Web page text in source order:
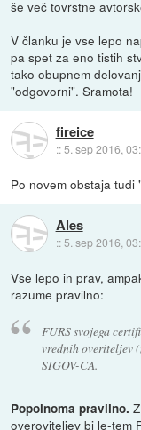
še več tovrstne
V članku je vse lepo
pa spet za eno tistih
tako obupnem
"odgovorni". Sramota!
fireice
::5. sep 2016,
Po novem obstaja
Ales
:: 5. sep 2016,
Vse lepo in prav,
razume pravilno:
FURS svojega
vrednih overiteljev
SIGOV-CA.
Popolnoma pravilno.
overoviteljev bi le-tem